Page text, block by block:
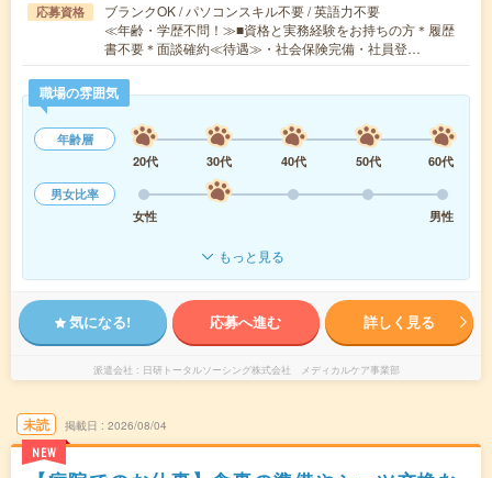
応募資格
ブランクOK / パソコンスキル不要 / 英語力不要
≪年齢・学歴不問！≫■資格と実務経験をお持ちの方＊履歴
書不要＊面談確約≪待遇≫・社会保険完備・社員登…
職場の雰囲気
年齢層
20代
30代 40代 50代
60代
男女比率
女性
男性
もっと見る
気になる! 応募へ進む 詳しく見る
派遣会社 日研トータルソーシング株式会社 メディカルケア事業部
未読
NEW
掲載日 2026/08/04